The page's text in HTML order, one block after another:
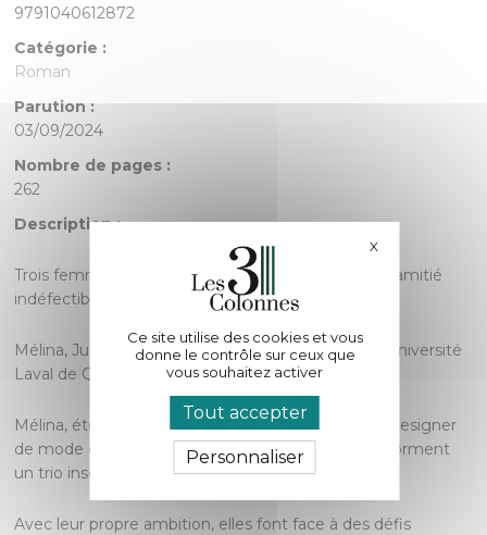
9791040612872
Catégorie :
Roman
Parution :
03/09/2024
Nombre de pages :
262
Description :
Trois femmes de tête, trois parcours uniques, une amitié
indéfectible.
Mélina, Julie et Renée poursuivent leurs rêves à l’Université
Laval de Québec dans les années 80.
Mélina, étudiante en chant classique, Julie, future designer
de mode et Renée, aspirante travailleuse sociale, forment
un trio inséparable.
Avec leur propre ambition, elles font face à des défis
Ce site utilise des cookies et vous
donne le contrôle sur ceux que
vous souhaitez activer
Tout accepter
Personnaliser
XMasquer le